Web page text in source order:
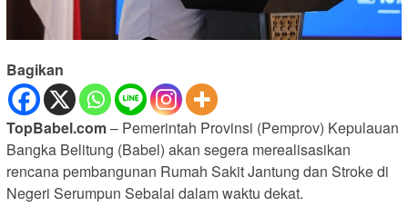
Bagikan
TopBabel.com– Pemerintah Provinsi (Pemprov) Kepulauan
Bangka Belitung (Babel) akan segera merealisasikan
rencana pembangunan Rumah Sakit Jantung dan Stroke di
Negeri Serumpun Sebalai dalam waktu dekat.